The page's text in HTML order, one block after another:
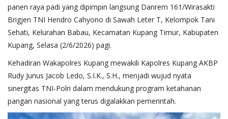
panen raya padi yang dipimpin langsung Danrem 161/Wirasakti
Brigjen TNI Hendro Cahyono di Sawah Leter T, Kelompok Tani
Sehati, Kelurahan Babau, Kecamatan Kupang Timur, Kabupaten
Kupang, Selasa (2/6/2026) pagi.
Kehadiran Wakapolres Kupang mewakili Kapolres Kupang AKBP
Rudy Junus Jacob Ledo, S.I.K., S.H., menjadi wujud nyata
sinergitas TNI-Polri dalam mendukung program ketahanan
pangan nasional yang terus digalakkan pemerintah.